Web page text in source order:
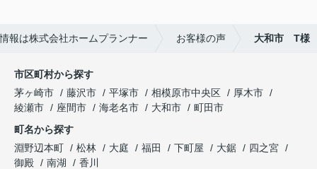
ホームプランナーさんでは購入者目線で相談に乗っ
てくれます。
報は株式会社ホームプランナー お客様の声 大和市 T様
市区町村から探す
茅ヶ崎市
藤沢市 平塚市 相模原市中央区
厚木市
綾瀬市
座間市 海老名市 大和市
町田市
町名から探す
淵野辺本町
松林 大庭 福田 下町屋 大鋸
四之宮
御殿
南湖
香川